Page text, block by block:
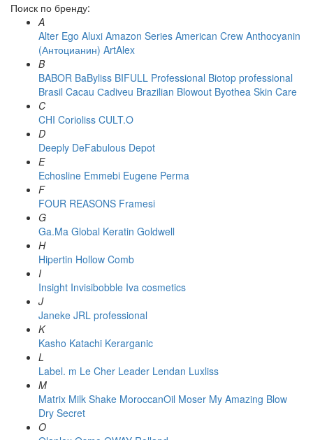
Поиск по бренду:
A
Alter Ego Aluxi Amazon Series American Crew Anthocyanin
(Антоцианин) ArtAlex
B
BABOR BaByliss BIFULL Professional Biotop professional
Brasil Cacau Сadiveu Brazilian Blowout Byothea Skin Care
C
CHI Corioliss CULT.O
D
Deeply DeFabulous Depot
E
Echosline Emmebi Eugene Perma
F
FOUR REASONS Framesi
G
Ga.Ma Global Keratin Goldwell
H
Hipertin Hollow Comb
I
Insight Invisibobble Iva cosmetics
J
Janeke JRL professional
K
Kasho Katachi Kerarganic
L
Label. m Le Cher Leader Lendan Luxliss
M
Matrix Milk Shake MoroccanOil Moser My Amazing Blow
Dry Secret
O